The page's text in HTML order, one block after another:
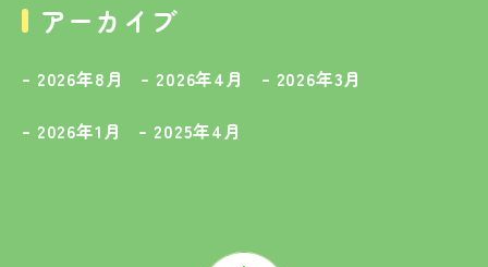
アーカイブ
2026年8月 2026年4月
2026年3月
2026年1月
2025年4月